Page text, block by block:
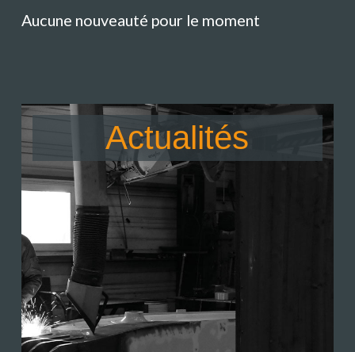
Aucune nouveauté pour le moment
Actualités